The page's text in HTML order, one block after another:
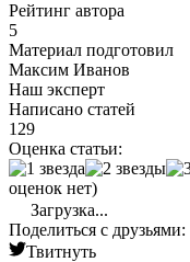
Рейтинг автора
5
Материал подготовил
Максим Иванов
Наш эксперт
Написано статей
129
Оценка статьи:
оценок нет)
Загрузка...
Поделиться с друзьями:
Твитнуть